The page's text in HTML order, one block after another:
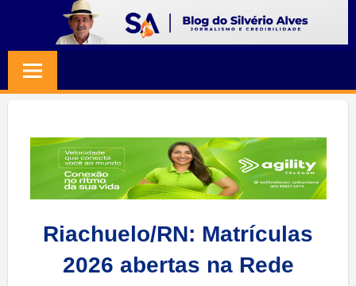
content
SILVERIO
ALVES
Jornalismo
Credibilidade
Riachuelo/RN: Matrículas
2026 abertas na Rede